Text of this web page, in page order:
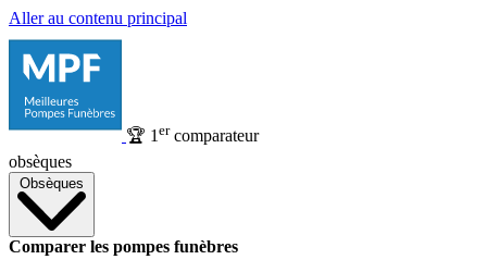
Aller au contenu principal
🏆 1 ercomparateur
obsèques
Obsèques
Comparer les pompes funèbres